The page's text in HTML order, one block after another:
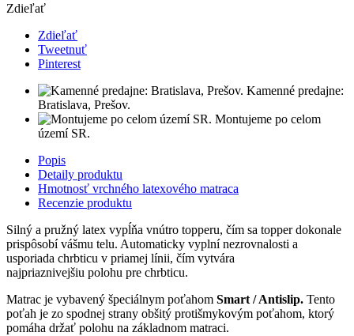
Zdieľať
Zdieľať
Tweetnuť
Pinterest
Kamenné predajne:
Bratislava, Prešov.
Montujeme po celom
území SR.
Popis
Detaily produktu
Hmotnosť vrchného latexového matraca
Recenzie produktu
Silný a pružný latex vypĺňa vnútro topperu, čím sa topper dokonale
prispôsobí vášmu telu. Automaticky vyplní nezrovnalosti a
usporiada chrbticu v priamej línii, čím vytvára
najpriaznivejšiu polohu pre chrbticu.
Matrac je vybavený špeciálnym poťahom Smart / Antislip. Tento
poťah je zo spodnej strany obšitý protišmykovým poťahom, ktorý
pomáha držať polohu na základnom matraci.